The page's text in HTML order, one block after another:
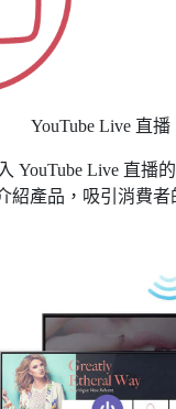
YouTube Live 直播
YouTube Live 直播
紹產品，吸引消費者